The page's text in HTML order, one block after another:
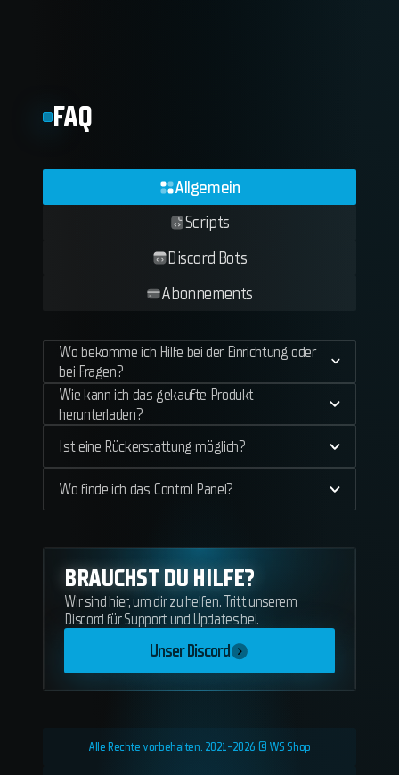
FAQ
Allgemein
Scripts
Discord Bots
Abonnements
Wo bekomme ich Hilfe bei der Einrichtung oder
bei Fragen?
Wie kann ich das gekaufte Produkt
herunterladen?
Ist eine Rückerstattung möglich?
Wo finde ich das Control Panel?
BRAUCHST DU HILFE?
Wir sind hier, um dir zu helfen. Tritt unserem
Discord für Support und Updates bei.
Unser Discord
Alle Rechte vorbehalten. 2021-2026 © WS Shop